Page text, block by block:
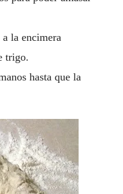
a la encimera
trigo.
hasta que la